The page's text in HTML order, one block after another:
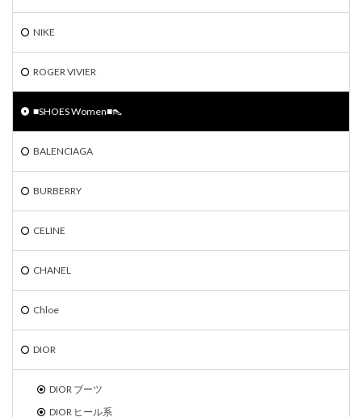
NIKE
ROGER VIVIER
■SHOES Women■👠
BALENCIAGA
BURBERRY
CELINE
CHANEL
Chloe
DIOR
DIOR ブーツ
DIOR ヒール系